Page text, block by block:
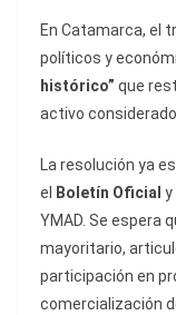
En Catamarca, el
políticos y
histórico” que
activo
La resolución ya
el
Boletín Oficial y
YMAD. Se espera
mayoritario,
participación en
comercialización